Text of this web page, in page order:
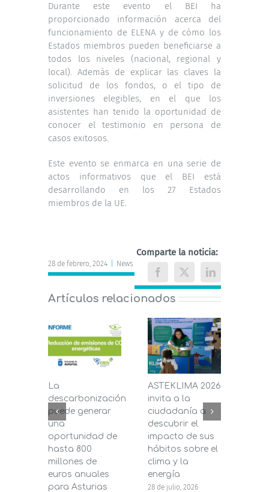
Durante este evento el BEI ha
proporcionado información acerca del
funcionamiento de ELENA y de cómo los
Estados miembros pueden beneficiarse a
todos los niveles (nacional, regional y
local). Además de explicar las claves la
solicitud de los fondos, o el tipo de
inversiones elegibles, en el que los
asistentes han tenido la oportunidad de
conocer el testimonio en persona de
casos exitosos.
Este evento se enmarca en una serie de
actos informativos que el BEI está
desarrollando en los 27 Estados
miembros de la UE.
28 de febrero, 2024 News
Comparte la noticia:
Facebook
X LinkedIn
Artículos relacionados
La
descarbonización
puede generar
una
oportunidad de
hasta 800
millones de
euros anuales
para Asturias
ASTEKLIMA 2026
invita a la
ciudadanía a
descubrir el
impacto de sus
hábitos sobre el
clima y la
energía
28 de julio, 2026